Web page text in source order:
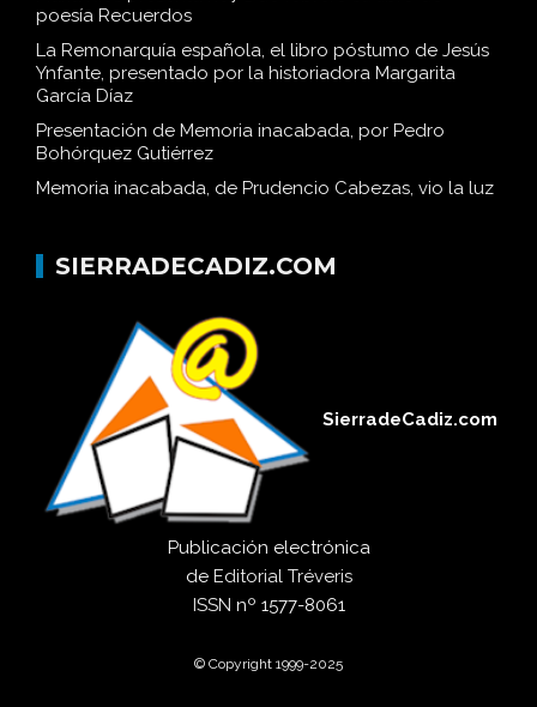
poesía Recuerdos
La Remonarquía española, el libro póstumo de Jesús
Ynfante, presentado por la historiadora Margarita
García Díaz
Presentación de Memoria inacabada, por Pedro
Bohórquez Gutiérrez
Memoria inacabada, de Prudencio Cabezas, vio la luz
SIERRADECADIZ.COM
SierradeCadiz.com
Publicación electrónica
de Editorial Tréveris
ISSN nº 1577-8061
© Copyright 1999-2025